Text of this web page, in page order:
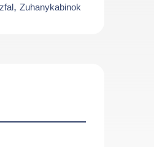
,Zuhanykabinok